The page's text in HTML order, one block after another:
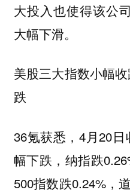
大投入也使得该公
大幅下滑。
美股三大指数小幅
跌
36氪获悉，4月20
幅下跌，纳指跌
500指数跌0.24%，